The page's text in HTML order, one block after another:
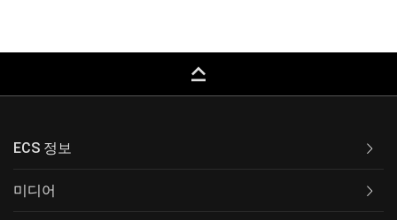
keyboard_capslock
ECS 정보
미디어